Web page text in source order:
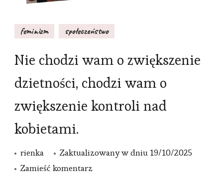
feminizm społeczeństwo
Nie chodzi wam o zwiększenie
dzietności, chodzi wam o
zwiększenie kontroli nad
kobietami.
rienka Zaktualizowany w dniu 19/10/2025
Zamieść komentarzwe